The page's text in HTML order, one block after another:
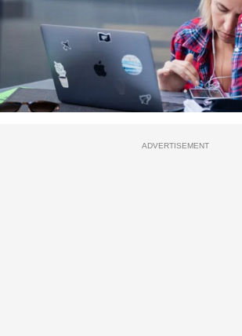
ADVERTISEMENT